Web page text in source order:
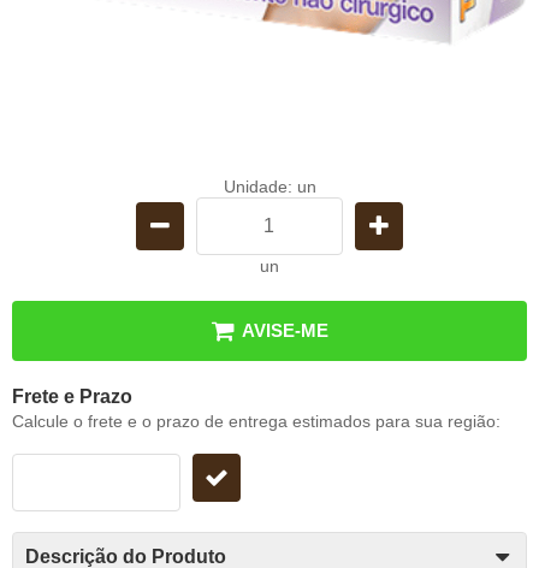
Unidade: un
un
AVISE-ME
Frete e Prazo
Calcule o frete e o prazo de entrega estimados para sua região:
Descrição do Produto